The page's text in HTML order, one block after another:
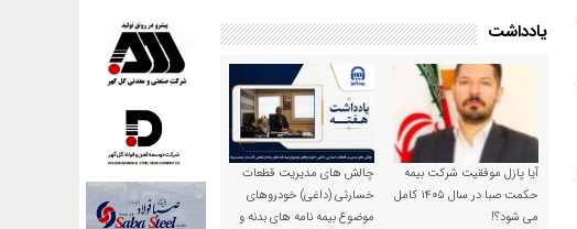
یادداشت
آیا پازل موفقیت شرکت بیمه
حکمت صبا در سال ۱۴۰۵ کامل
می شود؟!
چالش های مدیریت قطعات
خسارتی (داغی) خودروهای
موضوع بیمه نامه های بدنه و